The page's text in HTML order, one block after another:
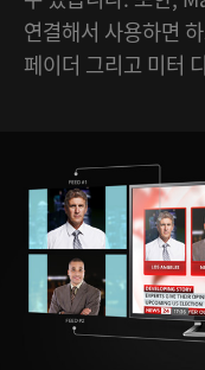
연결해서 사용하면
페이더 그리고 미터